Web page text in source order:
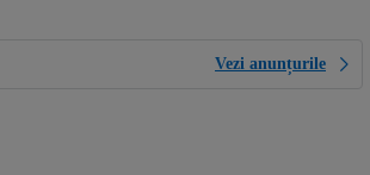
Vezi anunțurile